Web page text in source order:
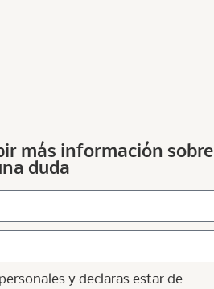
más información sobre
duda
y declaras estar de